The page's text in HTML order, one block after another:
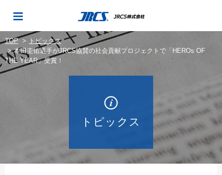
TOP
トピックス
本田圭佑選手がJRCS協賛の社会貢献プロジェクトで「HEROs OF
THE YEAR」受賞！
トピックス